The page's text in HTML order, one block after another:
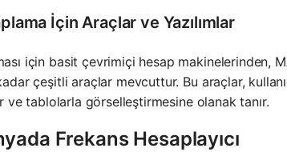
İçin Araçlar ve Yazılımlar
için basit çevrimiçi hesap makinelerinden,
çeşitli araçlar mevcuttur. Bu araçlar,
ve tablolarla görselleştirmesine olanak tanır.
Frekans Hesaplayıcı